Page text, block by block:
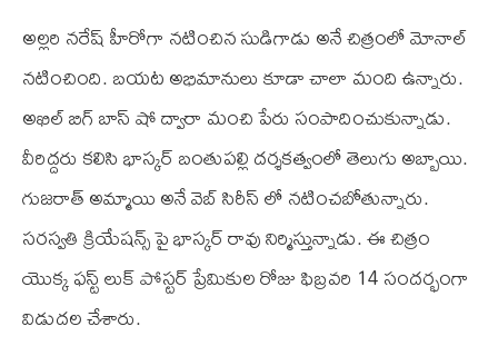
అల్లరి నరేష్ హీరోగా నటించిన సుడిగాడు అనే చిత్రంలో మోనాల్
నటించింది. బయట అభిమానులు కూడా చాలా మంది ఉన్నారు.
అఖిల్ బిగ్ బాస్ షో ద్వారా మంచి పేరు సంపాదించుకున్నాడు.
వీరిద్దరు కలిసి భాస్కర్ బంతుపల్లి దర్శకత్వంలో తెలుగు అబ్బాయి.
గుజరాత్ అమ్మాయి అనే వెబ్ సిరీస్ లో నటించబోతున్నారు.
సరస్వతి క్రియేషన్స్ పై భాస్కర్ రావు నిర్మిస్తున్నాడు. ఈ చిత్రం
యొక్క ఫస్ట్ లుక్ పోస్టర్ ప్రేమికుల రోజు ఫిబ్రవరి 14 సందర్భంగా
విడుదల చేశారు.